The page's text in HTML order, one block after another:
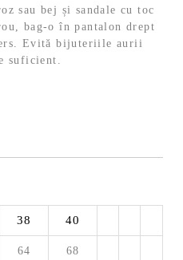
sau bej și sandale cu toc
bag-o în pantalon drept
Evită bijuteriile aurii
suficient.
38 40
64 68